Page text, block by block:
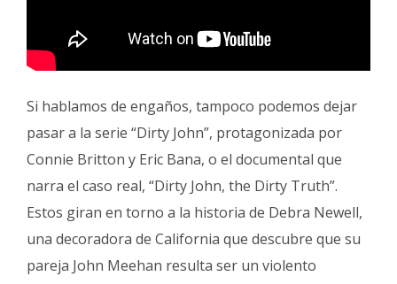
Si hablamos de engaños, tampoco podemos dejar
pasar a la serie “Dirty John”, protagonizada por
Connie Britton y Eric Bana, o el documental que
narra el caso real, “Dirty John, the Dirty Truth”.
Estos giran en torno a la historia de Debra Newell,
una decoradora de California que descubre que su
pareja John Meehan resulta ser un violento